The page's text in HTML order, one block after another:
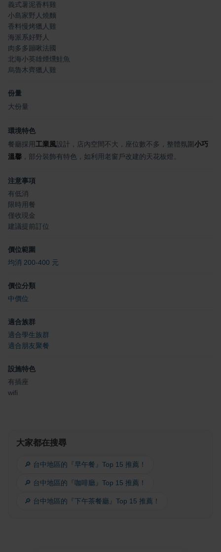
義式薯泥香料雞
小島家野人燒麵
香料慢烤獵人雞
海派系好野人
肉多多蹦啾法國
北海小英雄煙燻鮭魚
烏魯木齊獵人雞
份量
大份量
環境特色
餐廳採用工業風設計，店內空間不大，座位數不多，整體氛圍小巧
溫馨 ，部分裝飾有特色，如利用老窗戶改建的天花板燈。
注意事項
有低消
限時用餐
僅收現金
建議提前訂位
價位範圍
均消 200-400 元
價位分類
中價位
適合族群
適合學生族群
適合朋友聚餐
設施特色
有插座
wifi
大家都在搜尋
🔎 台中地區的『早午餐』Top 15 推薦！
🔎 台中地區的『咖啡廳』Top 15 推薦！
🔎 台中地區的『下午茶餐廳』Top 15 推薦！